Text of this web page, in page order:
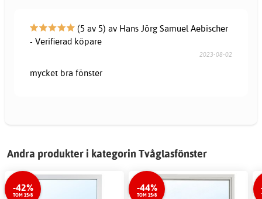
(5 av 5) av Hans Jörg Samuel Aebischer
- Verifierad köpare
2023-08-02
mycket bra fönster
Andra produkter i kategorin Tvåglasfönster
-42%
TOM 15/8
-44%
TOM 15/8